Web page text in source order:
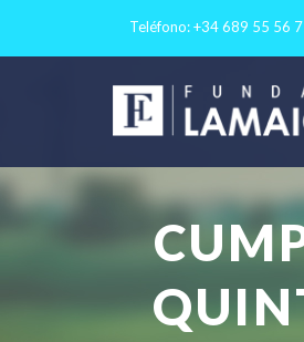
Teléfono: +34 689 55 56